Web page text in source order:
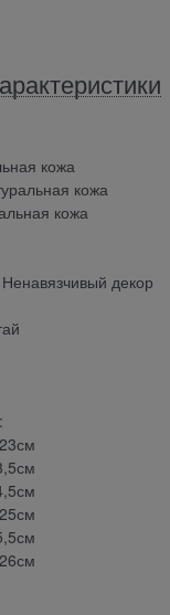
кожа
кожа
кожа
декор